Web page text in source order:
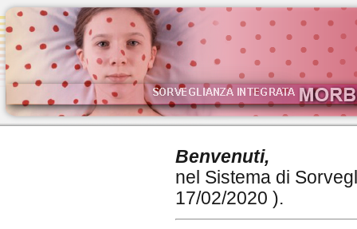
Benvenuti,
nel Sistema di
17/02/2020 ).